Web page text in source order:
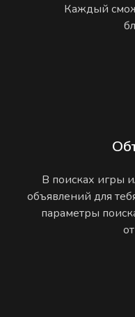
Каждый
В поисках игры
объявлений для
параметры